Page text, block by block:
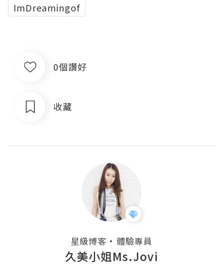
ImDreamingof
0個讚好
收藏
星級博客 ・ 體驗專員
久美小姐Ms.Jovi